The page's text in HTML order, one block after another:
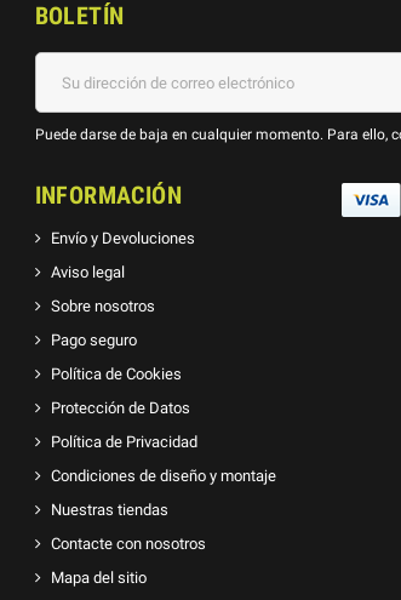
BOLETÍN
Puede darse de baja en cualquier momento. Para
INFORMACIÓN
Envío y Devoluciones
Aviso legal
Sobre nosotros
Pago seguro
Política de Cookies
Protección de Datos
Política de Privacidad
Condiciones de diseño y montaje
Nuestras tiendas
Contacte con nosotros
Mapa del sitio